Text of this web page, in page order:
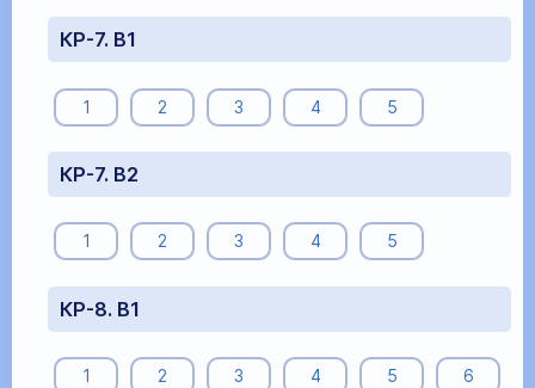
КР-7. В1
1 2 3 4 5
КР-7. В2
1 2 3 4 5
КР-8. В1
1 2 3 4 5 6